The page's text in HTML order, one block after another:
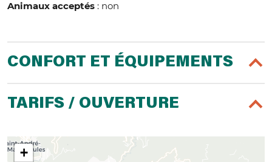
Animaux acceptés : non
CONFORT ET ÉQUIPEMENTS
TARIFS / OUVERTURE
+